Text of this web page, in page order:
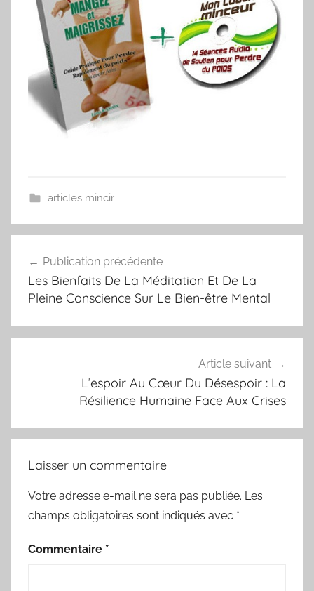
articles mincir
de
l’article
Publication précédente
Les Bienfaits De La Méditation Et De La
Pleine Conscience Sur Le Bien-être Mental
Article suivant
L’espoir Au Cœur Du Désespoir : La
Résilience Humaine Face Aux Crises
Laisser un commentaire
Votre adresse e-mail ne sera pas publiée. Les
champs obligatoires sont indiqués avec *
Commentaire *